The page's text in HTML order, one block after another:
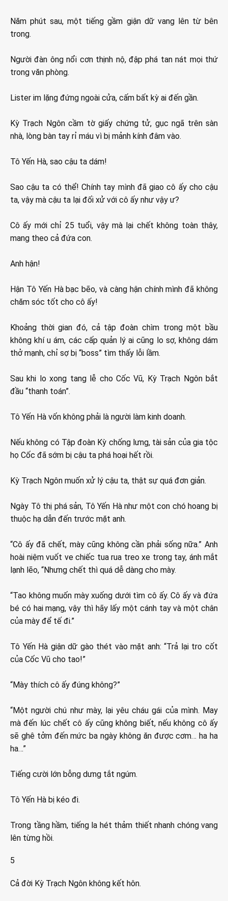
Năm phút sau, một tiếng gầm giận dữ vang lên từ bên
trong.
Người đàn ông nổi cơn thịnh nộ, đập phá tan nát mọi thứ
trong văn phòng.
Lister im lặng đứng ngoài cửa, cấm bất kỳ ai đến gần.
Kỳ Trạch Ngôn cầm tờ giấy chứng tử, gục ngã trên sàn
nhà, lòng bàn tay rỉ máu vì bị mảnh kính đâm vào.
Tô Yến Hà, sao cậu ta dám!
Sao cậu ta có thể! Chính tay mình đã giao cô ấy cho cậu
ta, vậy mà cậu ta lại đối xử với cô ấy như vậy ư?
Cô ấy mới chỉ 25 tuổi, vậy mà lại chết không toàn thây,
mang theo cả đứa con.
Anh hận!
Hận Tô Yến Hà bạc bẽo, và càng hận chính mình đã không
chăm sóc tốt cho cô ấy!
Khoảng thời gian đó, cả tập đoàn chìm trong một bầu
không khí u ám, các cấp quản lý ai cũng lo sợ, không dám
thở mạnh, chỉ sợ bị “boss” tìm thấy lỗi lầm.
Sau khi lo xong tang lễ cho Cốc Vũ, Kỳ Trạch Ngôn bắt
đầu “thanh toán”.
Tô Yến Hà vốn không phải là người làm kinh doanh.
Nếu không có Tập đoàn Kỳ chống lưng, tài sản của gia tộc
họ Cốc đã sớm bị cậu ta phá hoại hết rồi.
Kỳ Trạch Ngôn muốn xử lý cậu ta, thật sự quá đơn giản.
Ngày Tô thị phá sản, Tô Yến Hà như một con chó hoang bị
thuộc hạ dẫn đến trước mặt anh.
“Cô ấy đã chết, mày cũng không cần phải sống nữa.” Anh
hoài niệm vuốt ve chiếc tua rua treo xe trong tay, ánh mắt
lạnh lẽo, “Nhưng chết thì quá dễ dàng cho mày.
“Tao không muốn mày xuống dưới tìm cô ấy. Cô ấy và đứa
bé có hai mạng, vậy thì hãy lấy một cánh tay và một chân
của mày để tế đi.”
Tô Yến Hà giận dữ gào thét vào mặt anh: “Trả lại tro cốt
của Cốc Vũ cho tao!”
“Mày thích cô ấy đúng không?”
“Một người chú như mày, lại yêu cháu gái của mình. May
mà đến lúc chết cô ấy cũng không biết, nếu không cô ấy
sẽ ghê tởm đến mức ba ngày không ăn được cơm… ha ha
ha…”
Tiếng cười lớn bỗng dưng tắt ngúm.
Tô Yến Hà bị kéo đi.
Trong tầng hầm, tiếng la hét thảm thiết nhanh chóng vang
lên từng hồi.
5
Cả đời Kỳ Trạch Ngôn không kết hôn.